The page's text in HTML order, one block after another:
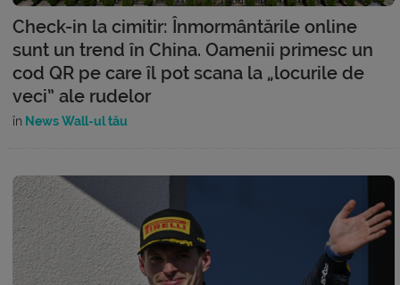
Check-in la cimitir: Înmormântările online
sunt un trend în China. Oamenii primesc un
cod QR pe care îl pot scana la „locurile de
veci” ale rudelor
în News Wall-ul tău